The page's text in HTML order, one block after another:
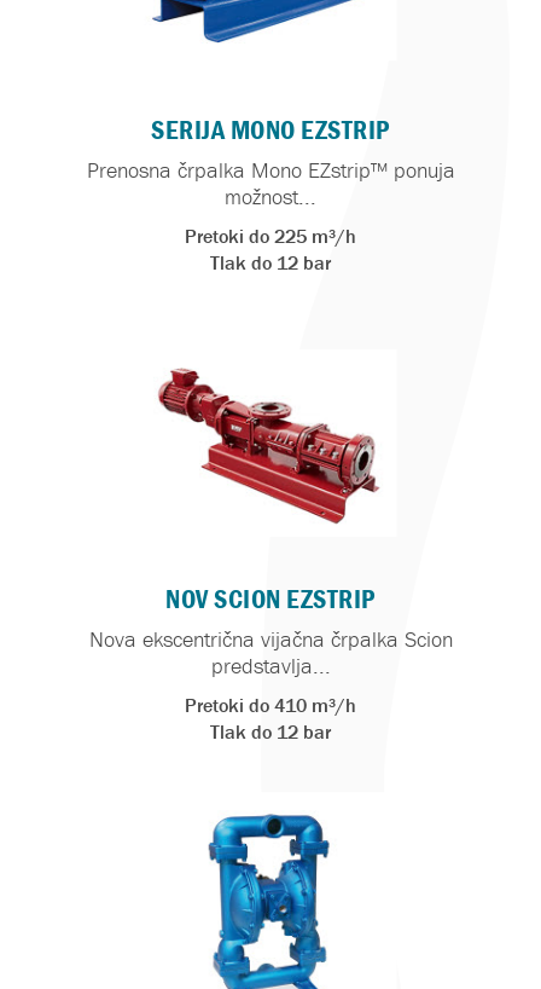
SERIJA MONO EZSTRIP
Prenosna črpalka Mono EZstrip™ ponuja
možnost...
Pretoki do 225 m³/h
Tlak do 12 bar
NOV SCION EZSTRIP
Nova ekscentrična vijačna črpalka Scion
predstavlja...
Pretoki do 410 m³/h
Tlak do 12 bar